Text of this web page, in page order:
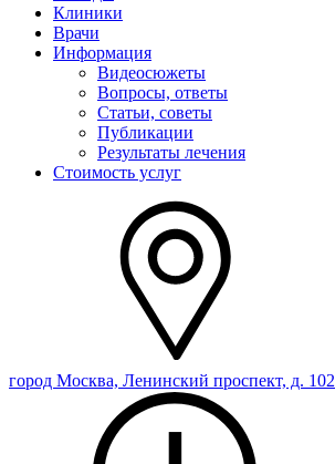
Клиники
Врачи
Информация
Видеосюжеты
Вопросы, ответы
Статьи, советы
Публикации
Результаты лечения
Стоимость услуг
город Москва, Ленинский проспект, д. 102